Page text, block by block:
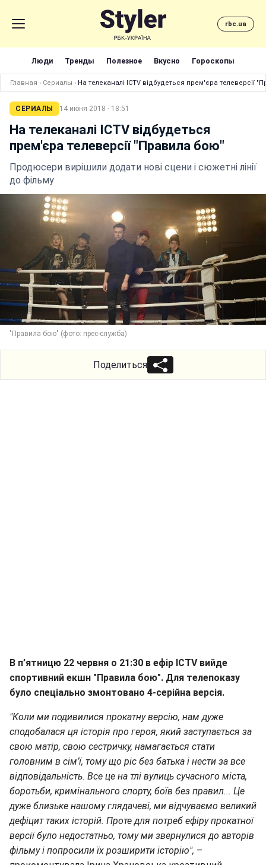
rbc.ua
Люди Тренды Полезное Вкусно Гороскопы
Главная › Сериалы › На телеканалі ICTV відбудеться прем'єра телеверсії
СЕРИАЛЫ 14 июня 2018 · 18:51
На телеканалі ICTV відбудеться
прем'єра телеверсії "Правила бою"
Продюсери вирішили додати нові сцени і сюжетні лінії
до фільму
"Правила бою" (фото: прес-служба)
Поделиться
В п’ятницю 22 червня о 21:30 в ефір ICTV вийде
спортивний екшн "Правила бою". Для телепоказу
було спеціально змонтовано 4-серійна версія.
"Коли ми подивилися прокатну версію, нам дуже
сподобалася ця історія про героя, який заступається за
свою матір, свою сестричку, намагається стати
головним в сім’ї, тому що ріс без батька і нести за все
відповідальність. Все це на тлі вулиць сучасного міста,
боротьби, кримінального спорту, боїв без правил... Це
дуже близьке нашому глядачеві, ми відчуваємо великий
дефіцит таких історій. Проте для потреб ефіру прокатної
версії було недостатньо, тому ми звернулися до авторів
фільму і попросили їх розширити історію", –